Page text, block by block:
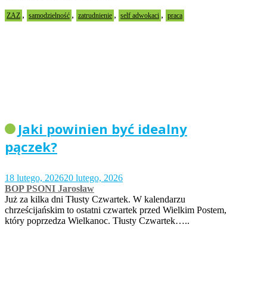
ZAZ , samodzielność , zatrudnienie , self adwokaci , praca
Jaki powinien być idealny
pączek?
18 lutego, 202620 lutego, 2026
BOP PSONI Jarosław
Już za kilka dni Tłusty Czwartek. W kalendarzu
chrześcijańskim to ostatni czwartek przed Wielkim Postem,
który poprzedza Wielkanoc. Tłusty Czwartek…..